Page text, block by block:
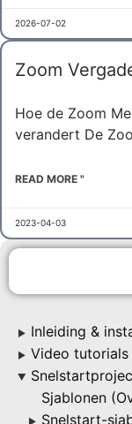
▶ Inleiding &
▶ Video tutorials
▶
Sjablonen
▶ Snelstart-
2026-07-02
Zoom
Hoe de Zoom
verandert De
READ MORE "
2023-04-03